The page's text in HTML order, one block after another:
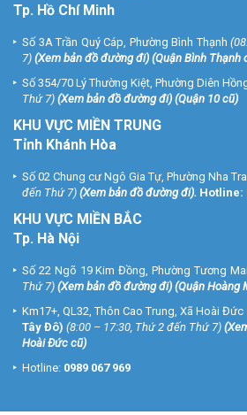
Tp. Hồ Chí Minh
Số 3A Trần Quý Cáp, Phường Bình Thạnh
7) (Xem bản đồ đường đi) (Quận Bình Thạnh
Số 354/70 Lý Thường Kiệt, Phường Diên
Thứ 7) (Xem bản đồ đường đi) (Quận 10 cũ)
KHU VỰC MIỀN TRUNG
Tỉnh Khánh Hòa
Số 02 Chung cư Ngô Gia Tự, Phường Nha
đến Thứ 7) (Xem bản đồ đường đi). Hotline:
KHU VỰC MIỀN BẮC
Tp. Hà Nội
Số 22 Ngõ 19 Kim Đồng, Phường Tương
Thứ 7) (Xem bản đồ đường đi) (Quận Hoàng
Km17+, QL32, Thôn Cao Trung, Xã Hoài Đức
Tây Đô) (8:00 – 17:30, Thứ 2 đến Thứ 7) (
Hoài Đức cũ)
Hotline: 0989 067 969